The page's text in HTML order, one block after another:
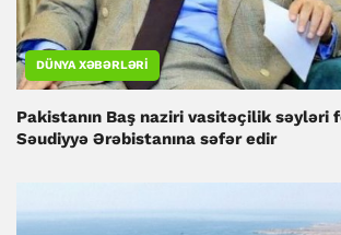
DÜNYA XƏBƏRLƏRI
Pakistanın Baş naziri vasitəçilik səyləri
Səudiyyə Ərəbistanına səfər edir